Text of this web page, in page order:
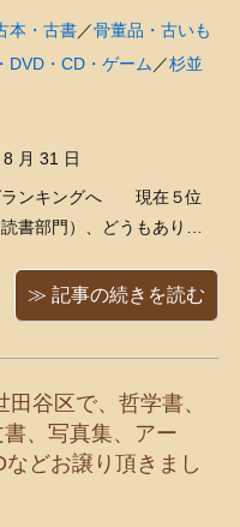
本・古書／骨董品・古いも
DVD・CD・ゲーム／杉並
月 31 日
ランキングへ 現在５位
書部門）、どうもありが
が歯肉炎の悪化のためキバ
のですが、その際にくまき
もらってきまし ...
≫ 記事の続きを読む
谷区で、哲学書、
、写真集、アー
などお譲り頂きまし